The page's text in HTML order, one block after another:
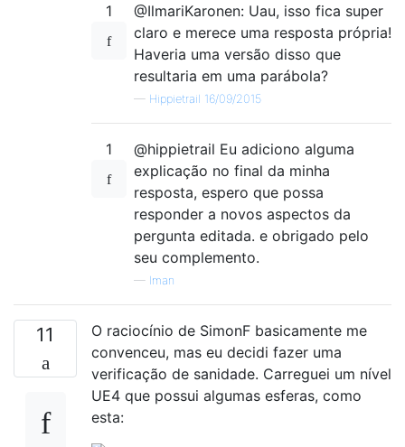
1
@IlmariKaronen: Uau, isso fica super
claro e merece uma resposta própria!
Haveria uma versão disso que
resultaria em uma parábola?
— Hippietrail 16/09/2015
1
@hippietrail Eu adiciono alguma
explicação no final da minha
resposta, espero que possa
responder a novos aspectos da
pergunta editada. e obrigado pelo
seu complemento.
— Iman
11
O raciocínio de SimonF basicamente me
convenceu, mas eu decidi fazer uma
verificação de sanidade. Carreguei um nível
UE4 que possui algumas esferas, como
esta: